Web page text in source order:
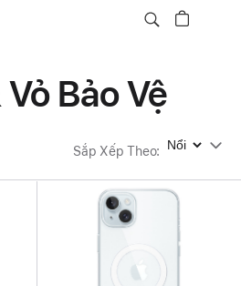
Bảo Vệ
Sắp Xếp Theo: Sắp Xếp Theo